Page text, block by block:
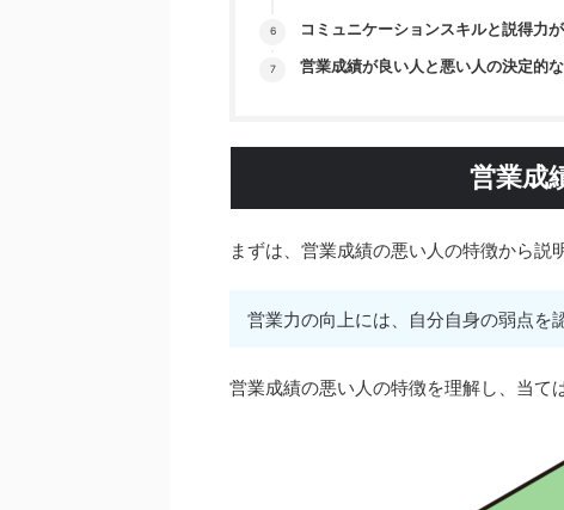
コミュニケーションスキルと説得力
営業成績が良い人と悪い人の決定的
営業成
まずは、営業成績の悪い人の特徴から説
営業力の向上には、自分自身の弱点を
営業成績の悪い人の特徴を理解し、当て